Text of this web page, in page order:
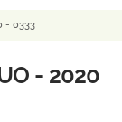
- 0333
- 2020